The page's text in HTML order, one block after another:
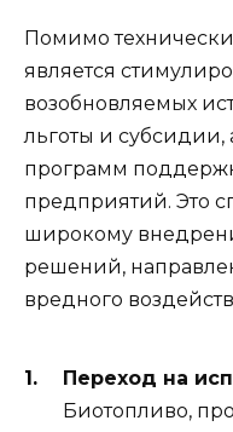
Помимо
является
возобновляемых
льготы и субсидии,
программ
предприятий. Это
широкому
решений,
вредного
Переход на
Биотопливо,